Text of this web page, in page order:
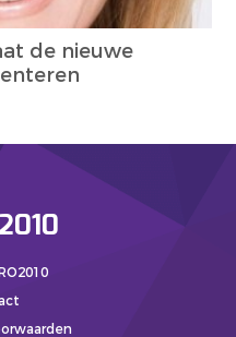
de nieuwe